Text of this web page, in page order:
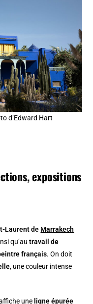
d’Edward Hart
expositions
Laurent de Marrakech
qu’autravail de
français. On doit
, une couleur intense
une ligne épurée